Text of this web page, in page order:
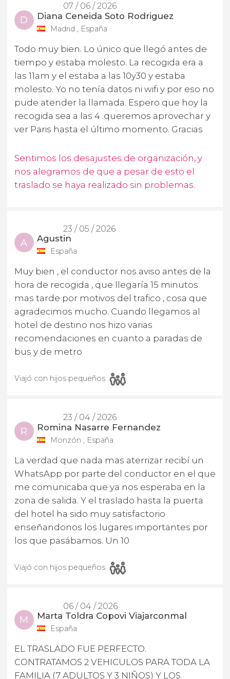
07 / 06 / 2026
D Diana Ceneida Soto Rodriguez
Madrid , España
Todo muy bien. Lo único que llegó antes de
tiempo y estaba molesto. La recogida era a
las 11am y el estaba a las 10y30 y estaba
molesto. Yo no tenía datos ni wifi y por eso no
pude atender la llamada. Espero que hoy la
recogida sea a las 4 .queremos aprovechar y
ver Paris hasta el último momento. Gracias
Sentimos los desajustes de organización, y
nos alegramos de que a pesar de esto el
traslado se haya realizado sin problemas.
23 / 05 / 2026
A Agustin
España
Muy bien , el conductor nos aviso antes de la
hora de recogida , que llegaría 15 minutos
mas tarde por motivos del trafico , cosa que
agradecimos mucho. Cuando llegamos al
hotel de destino nos hizo varias
recomendaciones en cuanto a paradas de
bus y de metro
Viajó con hijos pequeños
23 / 04 / 2026
R Romina Nasarre Fernandez
Monzón , España
La verdad que nada mas aterrizar recibí un
WhatsApp por parte del conductor en el que
me comunicaba que ya nos esperaba en la
zona de salida. Y el traslado hasta la puerta
del hotel ha sido muy satisfactorio
enseñandonos los lugares importantes por
los que pasábamos. Un 10
Viajó con hijos pequeños
06 / 04 / 2026
M Marta Toldra Copovi Viajarconmal
España
EL TRASLADO FUE PERFECTO.
CONTRATAMOS 2 VEHICULOS PARA TODA LA
FAMILIA (7 ADULTOS Y 3 NIÑOS) Y LOS